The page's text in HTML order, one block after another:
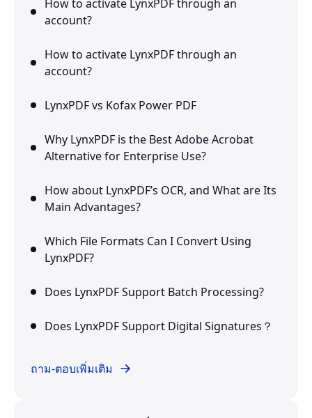
How to activate LynxPDF through an
account?
How to activate LynxPDF through an
account?
LynxPDF vs Kofax Power PDF
Why LynxPDF is the Best Adobe Acrobat
Alternative for Enterprise Use?
How about LynxPDF’s OCR, and What are Its
Main Advantages?
Which File Formats Can I Convert Using
LynxPDF?
Does LynxPDF Support Batch Processing?
Does LynxPDF Support Digital Signatures？
ถาม-ตอบเพิ่มเติม